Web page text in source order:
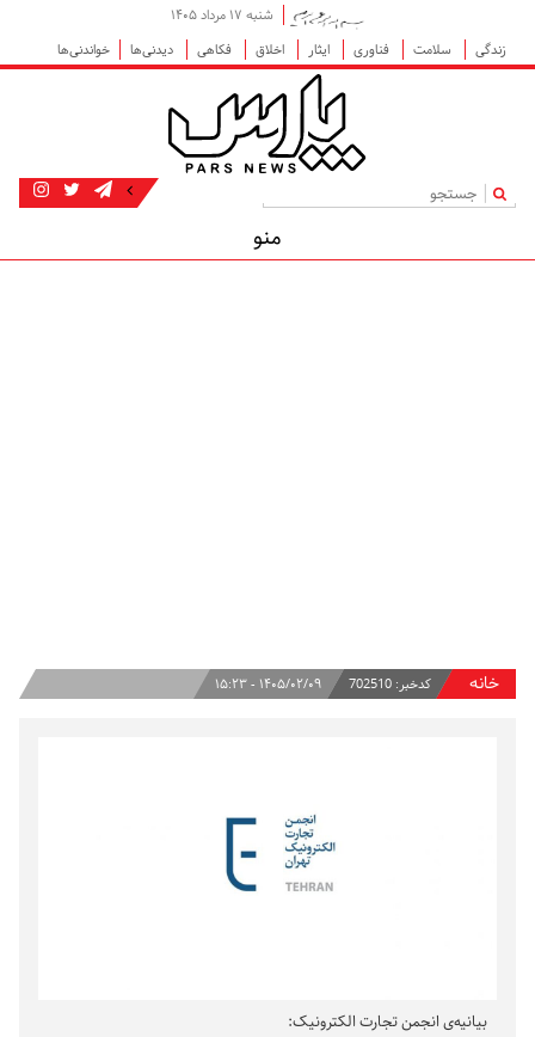
شنبه ۱۷ مرداد ۱۴۰۵
زندگی
سلامت فناوری ایثار اخلاق فکاهی دیدنی‌ها خواندنی‌ها
|
منو
خانه کدخبر: 702510 ۱۴۰۵/۰۲/۰۹ - ۱۵:۲۳
بیانیه‌ی انجمن تجارت الکترونیک: